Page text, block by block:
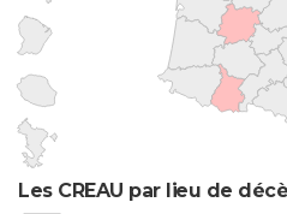
Les CREAU par lieu de